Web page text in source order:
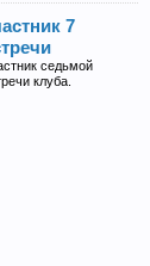
7
седьмой
клуба.